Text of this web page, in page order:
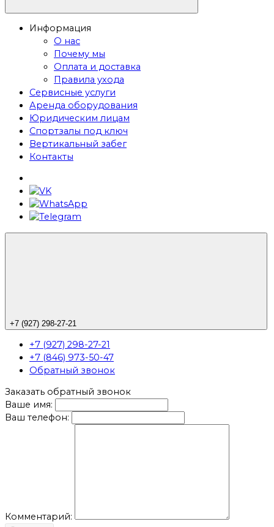
Информация
О нас
Почему мы
Оплата и доставка
Правила ухода
Сервисные услуги
Аренда оборудования
Юридическим лицам
Спортзалы под ключ
Вертикальный забег
Контакты
+7 (927) 298-27-21
+7 (927) 298-27-21
+7 (846) 973-50-47
Обратный звонок
Заказать обратный звонок
Ваше имя:
Ваш телефон:
Комментарий: